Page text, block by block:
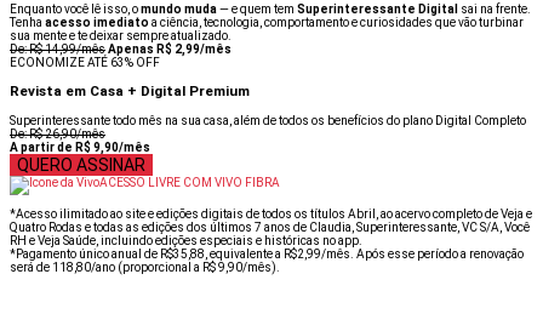
Enquanto você lê isso, omundo muda— e quem tem Superinteressante Digital sai na frente.
Tenha acesso imediato a ciência, tecnologia, comportamento e curiosidades que vão turbinar
sua mente e te deixar sempre atualizado.
De: R$ 14,99/mêsApenas R$ 2,99/mês
ECONOMIZE ATÉ 63% OFF
Revista em Casa + Digital Premium
Superinteressante todo mês na sua casa, além de todos os benefícios do plano Digital Completo
De: R$ 26,90/mês
A partir de R$ 9,90/mês
QUERO ASSINAR
ACESSO LIVRE COM VIVO FIBRA
*Acesso ilimitado ao site e edições digitais de todos os títulos Abril, ao acervo completo de Veja e
Quatro Rodas e todas as edições dos últimos 7 anos de Claudia, Superinteressante, VC S/A, Você
RH e Veja Saúde, incluindo edições especiais e históricas no app.
*Pagamento único anual de R$35,88, equivalente a R$2,99/mês. Após esse período a renovação
será de 118,80/ano (proporcional a R$ 9,90/mês).